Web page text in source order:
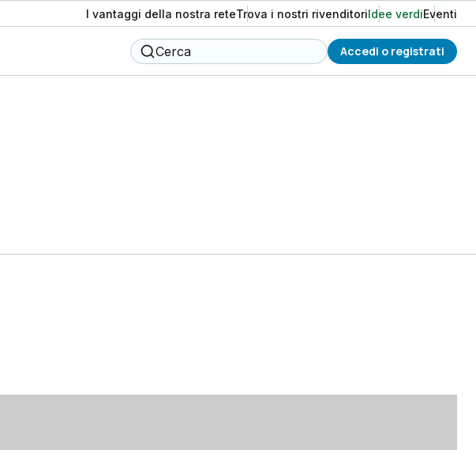
I vantaggi della nostra reteTrova i nostri rivenditoriIdee verdiEventi
Cerca Accedi o registrati